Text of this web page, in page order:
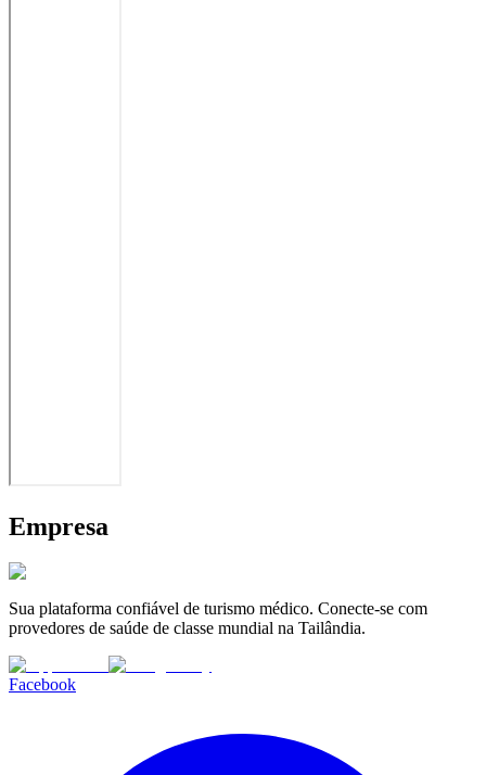
Empresa
Sua plataforma confiável de turismo médico. Conecte-se com
provedores de saúde de classe mundial na Tailândia.
Facebook